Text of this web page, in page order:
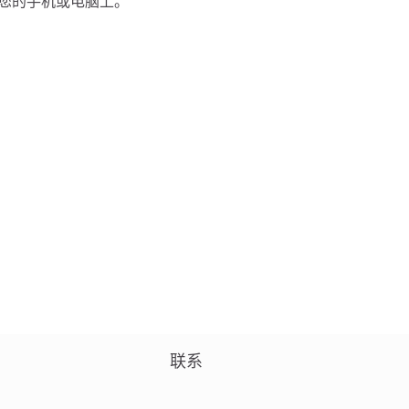
联系